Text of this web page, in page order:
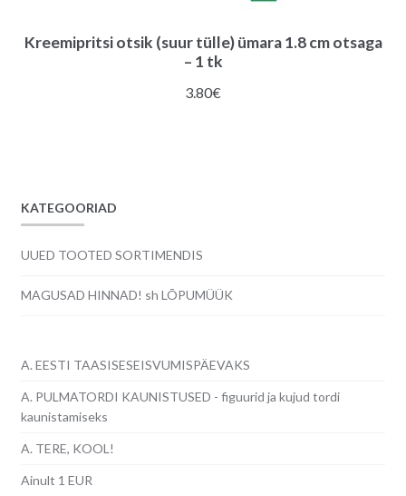
Kreemipritsi otsik (suur tülle) ümara 1.8 cm otsaga
– 1 tk
3.80€
KATEGOORIAD
UUED TOOTED SORTIMENDIS
MAGUSAD HINNAD! sh LÕPUMÜÜK
A. EESTI TAASISESEISVUMISPÄEVAKS
A. PULMATORDI KAUNISTUSED - figuurid ja kujud tordi
kaunistamiseks
A. TERE, KOOL!
Ainult 1 EUR